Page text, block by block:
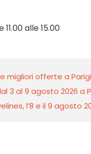
alle 15.00
migliori offerte a
3 al 9 agosto 2026 a
l’8 e il 9 agosto